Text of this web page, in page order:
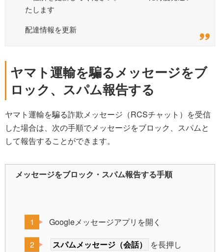
たします
配達情報を更新
ヤマト運輸を騙るメッセージをブ
ロック、スパム報告する
ヤマト運輸を騙る詐欺メッセージ（RCSチャット）を受信
した場合は、次の手順でメッセージをブロック、スパムと
して報告することができます。
メッセージをブロック・スパム報告する手順
Googleメッセージアプリを開く
スパムメッセージ（会話）
を長押し